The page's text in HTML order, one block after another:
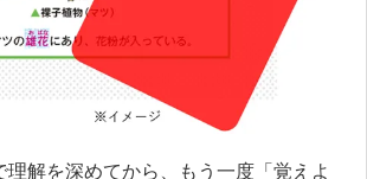
理解を深めてから、もう一度「覚えよ